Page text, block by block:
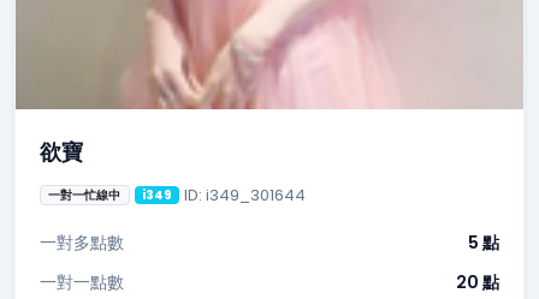
欲寶
一對一忙線中 i349 ID: i349_301644
一對多點數
5 點
一對一點數
20 點